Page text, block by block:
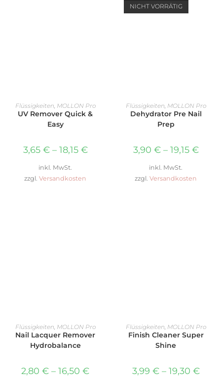
AUSFÜHRUNG WÄHLEN
Flüssigkeiten, MOLLON Pro
UV Remover Quick &
Easy
3,65 €– 18,15 €
inkl. MwSt.
zzgl. Versandkosten
NICHT VORRÄTIG
AUSFÜHRUNG WÄHLEN
Flüssigkeiten, MOLLON Pro
Dehydrator Pre Nail
Prep
3,90 €– 19,15 €
inkl. MwSt.
zzgl. Versandkosten
AUSFÜHRUNG WÄHLEN
Flüssigkeiten, MOLLON Pro
Nail Lacquer Remover
Hydrobalance
2,80 € – 16,50 €
AUSFÜHRUNG WÄHLEN
Flüssigkeiten, MOLLON Pro
Finish Cleaner Super
Shine
3,99 €– 19,30 €